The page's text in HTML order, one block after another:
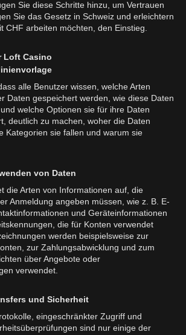
Sie diese Schritte hinzu, um Vertrauen
Sie das Gesetz in Schweiz und erleichtern
CHF arbeiten möchten, den Einstieg.
Loft Casino
alle Benutzer wissen, welche Arten
Daten gespeichert werden, wie diese Daten
welche Optionen sie für ihre Daten
deutlich zu machen, woher die Daten
Kategorien sie fallen und warum sie
von Daten
die Arten von Informationen auf, die
Anmeldung angeben müssen, wie z. B. E-
und Geräteinformationen
die für Konten verwendet
werden beispielsweise zur
zur Zahlungsabwicklung und zum
über Angebote oder
verwendet.
und Sicherheit
eingeschränkter Zugriff und
sind nur einige der